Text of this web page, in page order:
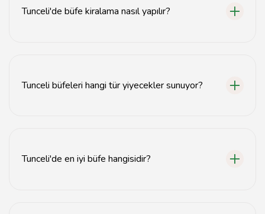
Tunceli'de büfe kiralama nasıl yapılır?
Tunceli büfeleri hangi tür yiyecekler sunuyor?
Tunceli'de en iyi büfe hangisidir?